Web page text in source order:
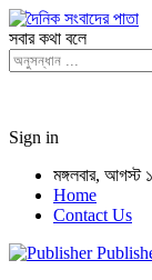
সবার কথা বলে
Sign in
মঙ্গলবার, আগস্ট
Home
Contact Us